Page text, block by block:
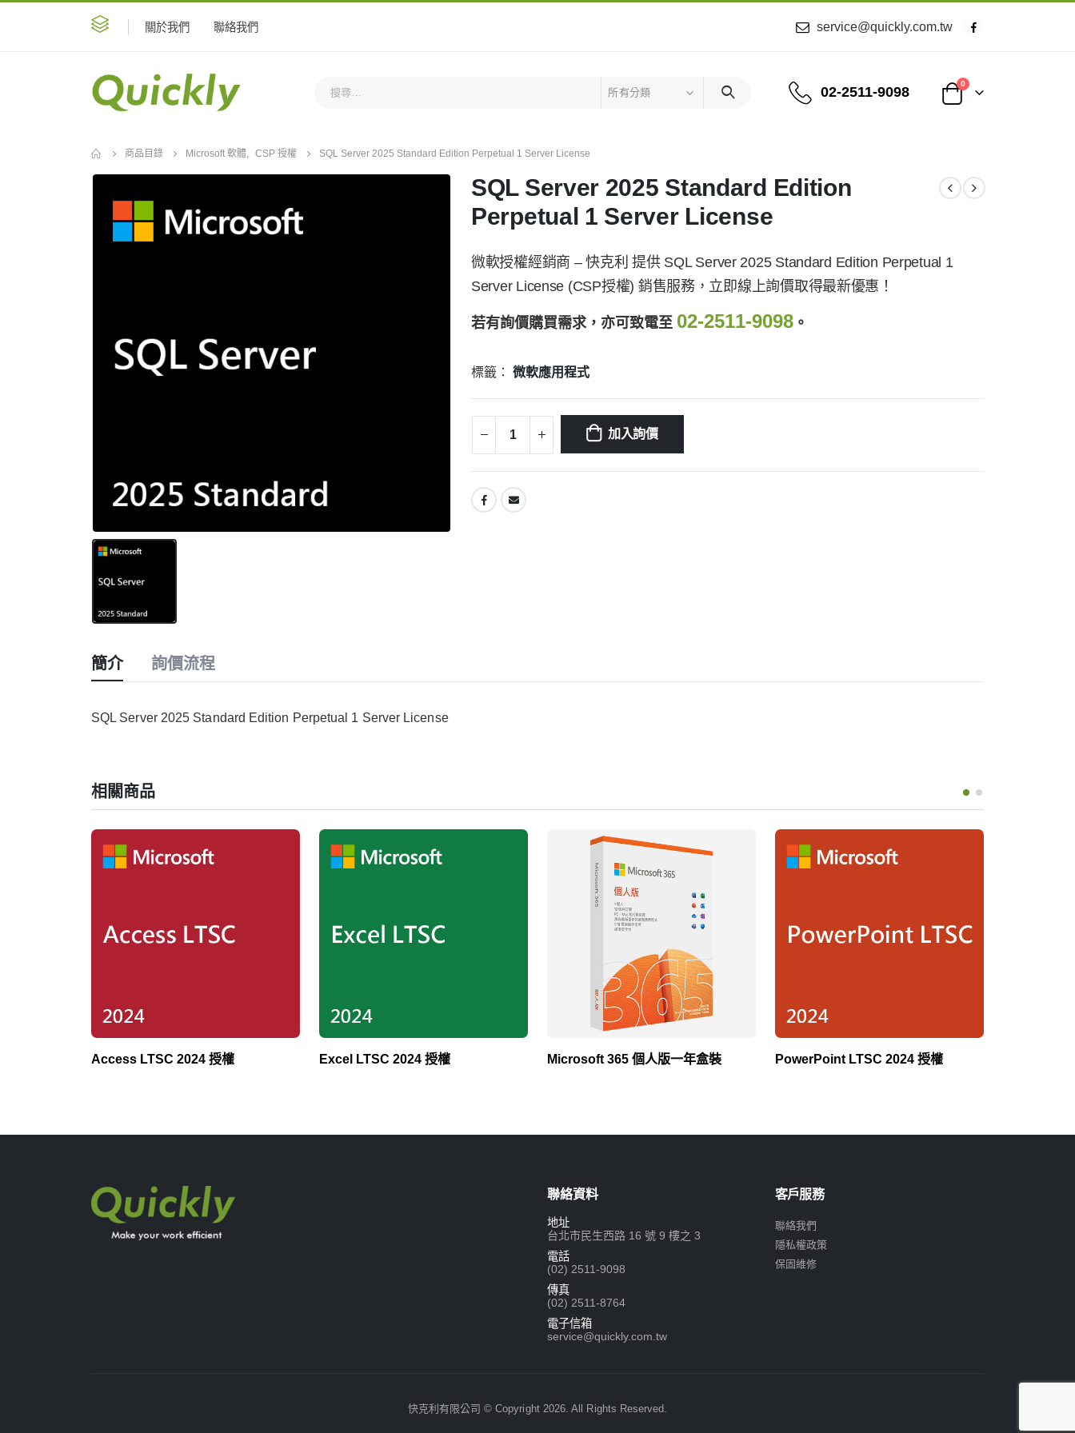
關於我們 聯絡我們 service@quickly.com.tw
所有分類 02-2511-9098
0
商品目錄 Microsoft 軟體, CSP 授權 SQL Server 2025 Standard Edition Perpetual 1 Server License
SQL Server 2025 Standard Edition
Perpetual 1 Server License
微軟授權經銷商 – 快克利 提供 SQL Server 2025 Standard Edition Perpetual 1
Server License (CSP授權) 銷售服務，立即線上詢價取得最新優惠！
若有詢價購買需求，亦可致電至 02-2511-9098 。
標籤： 微軟應用程式
加入詢價
簡介 詢價流程
SQL Server 2025 Standard Edition Perpetual 1 Server License
相關商品
Access LTSC 2024 授權 Excel LTSC 2024 授權 Microsoft 365 個人版一年盒裝 PowerPoint LTSC 2024 授權
聯絡資料
地址
台北市民生西路 16 號 9 樓之 3
電話
(02) 2511-9098
傳真
(02) 2511-8764
電子信箱
service@quickly.com.tw
客戶服務
聯絡我們
隱私權政策
保固維修
快克利有限公司 © Copyright 2026. All Rights Reserved.